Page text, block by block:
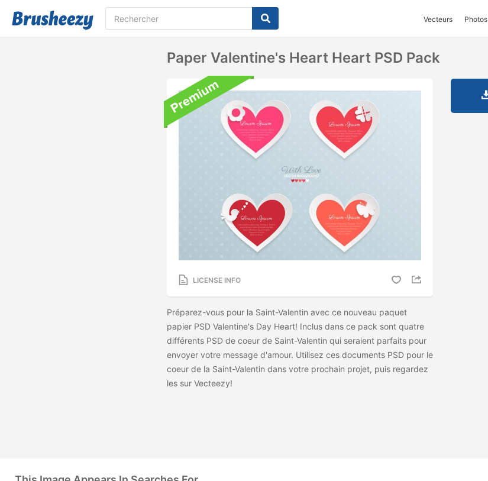
Vecteurs Photos
Paper Valentine's Heart Heart PSD Pack
LICENSE INFO
Préparez-vous pour la Saint-Valentin avec ce nouveau paquet
papier PSD Valentine's Day Heart! Inclus dans ce pack sont quatre
différents PSD de coeur de Saint-Valentin qui seraient parfaits pour
envoyer votre message d'amour. Utilisez ces documents PSD pour le
coeur de la Saint-Valentin dans votre prochain projet, puis regardez
les sur Vecteezy!